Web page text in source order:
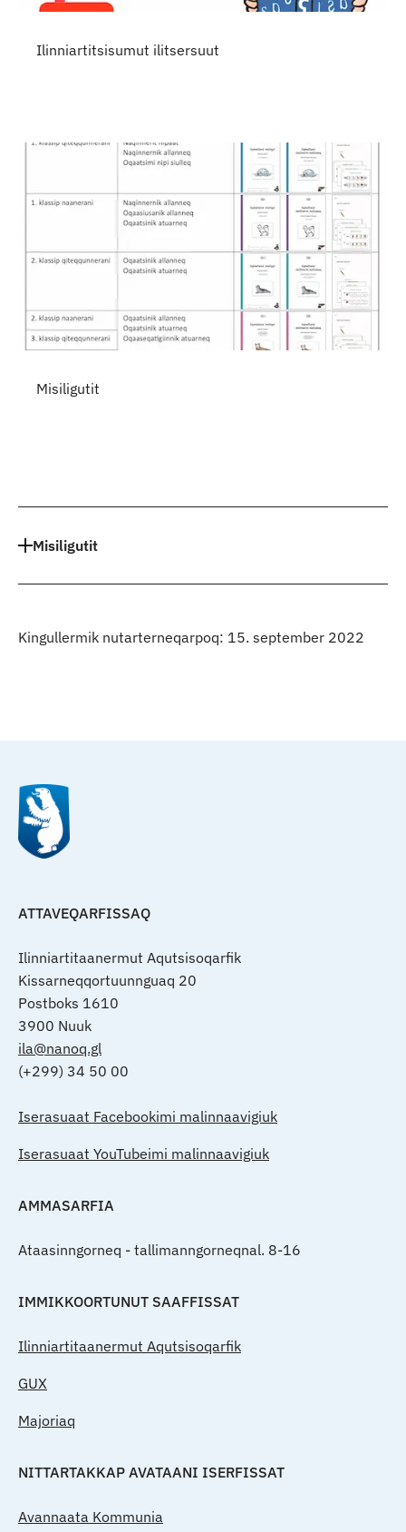
Ilinniartitsisumut ilitsersuut
Misiligutit
Misiligutit
Kingullermik nutarterneqarpoq: 15. september 2022
ATTAVEQARFISSAQ
Ilinniartitaanermut Aqutsisoqarfik
Kissarneqqortuunnguaq 20
Postboks 1610
3900 Nuuk
ila@nanoq.gl
(+299) 34 50 00
Iserasuaat Facebookimi malinnaavigiuk
Iserasuaat YouTubeimi malinnaavigiuk
AMMASARFIA
Ataasinngorneq - tallimanngorneqnal. 8-16
IMMIKKOORTUNUT SAAFFISSAT
Ilinniartitaanermut Aqutsisoqarfik
GUX
Majoriaq
NITTARTAKKAP AVATAANI ISERFISSAT
Avannaata Kommunia